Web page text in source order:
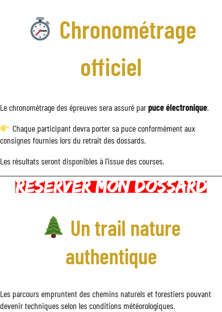
Chronométrage
officiel
Le chronométrage des épreuves sera assuré parpuce électronique.
Chaque participant devra porter sa puce conformément aux
consignes fournies lors du retrait des dossards.
Les résultats seront disponibles à l’issue des courses.
Reserver mon dossard
Un trail nature
authentique
Les parcours empruntent des chemins naturels et forestiers pouvant
devenir techniques selon les conditions météorologiques.